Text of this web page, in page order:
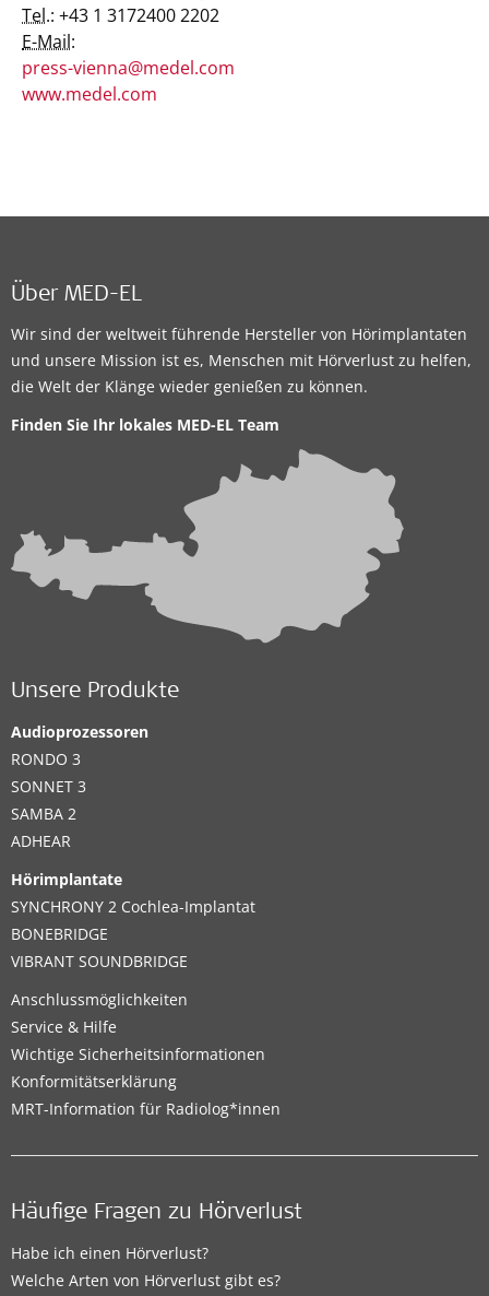
Tel.: +43 1 3172400 2202
E-Mail:
press-vienna@medel.com
www.medel.com
Über MED-EL
Wir sind der weltweit führende Hersteller von Hörimplantaten
und unsere Mission ist es, Menschen mit Hörverlust zu helfen,
die Welt der Klänge wieder genießen zu können.
Finden Sie Ihr lokales MED-EL Team
Unsere Produkte
Audioprozessoren
RONDO 3
SONNET 3
SAMBA 2
ADHEAR
Hörimplantate
SYNCHRONY 2 Cochlea-Implantat
BONEBRIDGE
VIBRANT SOUNDBRIDGE
Anschlussmöglichkeiten
Service & Hilfe
Wichtige Sicherheitsinformationen
Konformitätserklärung
MRT-Information für Radiolog*innen
Häufige Fragen zu Hörverlust
Habe ich einen Hörverlust?
Welche Arten von Hörverlust gibt es?